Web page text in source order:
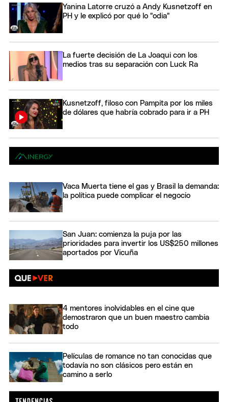
Yanina Latorre cruzó a Andy Kusnetzoff en
PH y le explicó por qué lo "odia"
La fuerte decisión de La Joaqui con los
medios tras su separación con Luck Ra
Kusnetzoff, filoso con Pampita por los miles
de dólares que habría cobrado para ir a PH
Vaca Muerta tiene el gas y Brasil la demanda:
la política puede complicar el negocio
San Juan: comienza la puja por las
prioridades para invertir los US$250 millones
aportados por Vicuña
4 mentores inolvidables en el cine que
demostraron que un buen maestro cambia
todo
Películas de romance no tan conocidas que
todavía no son clásicos pero están en
camino a serlo